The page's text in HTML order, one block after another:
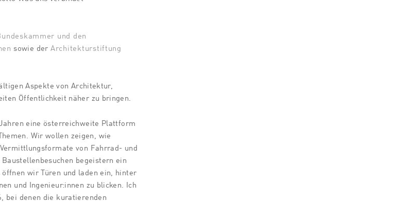
und den
sowie der Architekturstiftung
Aspekte von Architektur,
Öffentlichkeit näher zu bringen.
eine österreichweite Plattform
Wir wollen zeigen, wie
von Fahrrad- und
begeistern ein
wir Türen und laden ein, hinter
und Ingenieur:innen zu blicken. Ich
bei denen die kuratierenden